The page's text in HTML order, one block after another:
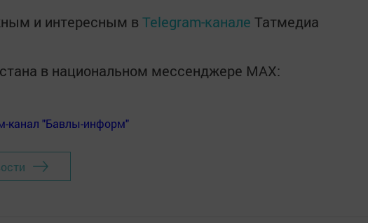
и интересным в Telegram-канале Татмедиа
в национальном мессенджере MАХ:
канал "Бавлы-информ"